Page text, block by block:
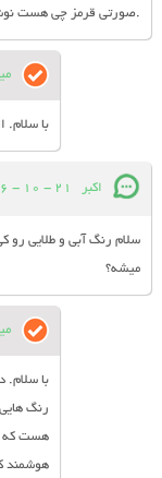
.صورتی قرمز چی هست
با سلام.
اکبر 21 - 10 - 1396
سلام رنگ آبی و طلایی رو
میشه؟
با
رنگ
هست که
هوشمند